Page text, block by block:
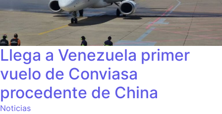
Llega a Venezuela primer
vuelo de Conviasa
procedente de China
Noticias